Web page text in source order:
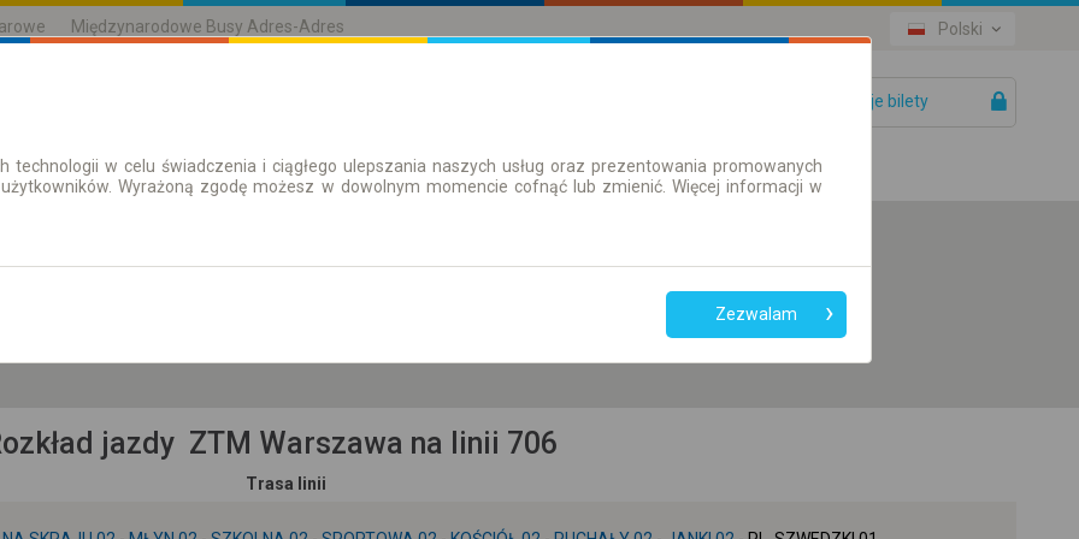
Międzynarodowe Busy Adres-Adres Polski
Twoje bilety
| Bilety Bilety okresowe
przesiadek
Tylko bilet online
jazdy ZTM Warszawa na linii 706
Trasa linii
technologii w celu świadczenia i ciągłego ulepszania naszych usług oraz prezentowania promowanych
Wyrażoną zgodę możesz w dowolnym momencie cofnąć lub zmienić. Więcej informacji w
Zezwalam